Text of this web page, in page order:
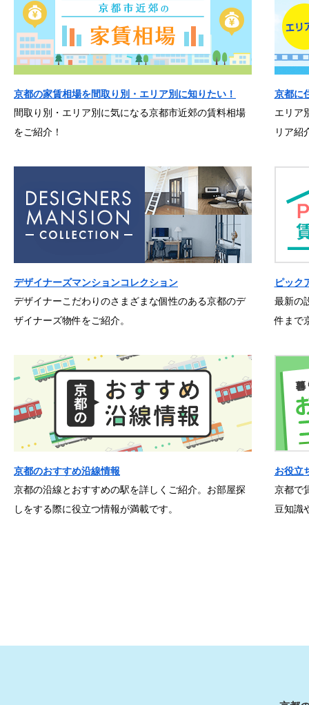
京都の家賃相場を間取り別・エリア別に知りたい！
間取り別・エリア別に気になる京都市近郊の賃料相場
をご紹介！
京都に
エリア
リア紹
デザイナーズマンションコレクション
デザイナーこだわりのさまざまな個性のある京都のデ
ザイナーズ物件をご紹介。
ピック
最新の
件まで
京都のおすすめ沿線情報
京都の沿線とおすすめの駅を詳しくご紹介。お部屋探
しをする際に役立つ情報が満載です。
お役立
京都で
豆知識